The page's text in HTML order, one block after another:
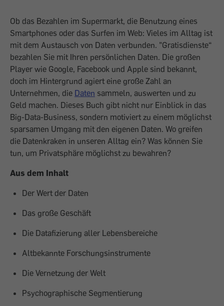
Ob das Bezahlen im Supermarkt, die Benutzung eines
Smartphones oder das Surfen im Web: Vieles im Alltag ist
mit dem Austausch von Daten verbunden. "Gratisdienste“
bezahlen Sie mit Ihren persönlichen Daten. Die großen
Player wie Google, Facebook und Apple sind bekannt,
doch im Hintergrund agiert eine große Zahl an
Unternehmen, die Daten sammeln, auswerten und zu
Geld machen. Dieses Buch gibt nicht nur Einblick in das
Big-Data-Business, sondern motiviert zu einem möglichst
sparsamen Umgang mit den eigenen Daten. Wo greifen
die Datenkraken in unseren Alltag ein? Was können Sie
tun, um Privatsphäre möglichst zu bewahren?
Aus dem Inhalt
Der Wert der Daten
Das große Geschäft
Die Datafizierung aller Lebensbereiche
Altbekannte Forschungsinstrumente
Die Vernetzung der Welt
Psychographische Segmentierung